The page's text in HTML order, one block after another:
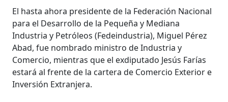
El hasta ahora presidente de la Federación Nacional
para el Desarrollo de la Pequeña y Mediana
Industria y Petróleos (Fedeindustria), Miguel Pérez
Abad, fue nombrado ministro de Industria y
Comercio, mientras que el exdiputado Jesús Farías
estará al frente de la cartera de Comercio Exterior e
Inversión Extranjera.